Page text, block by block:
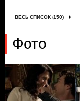
ВЕСЬ СПИСОК (150)
Фото